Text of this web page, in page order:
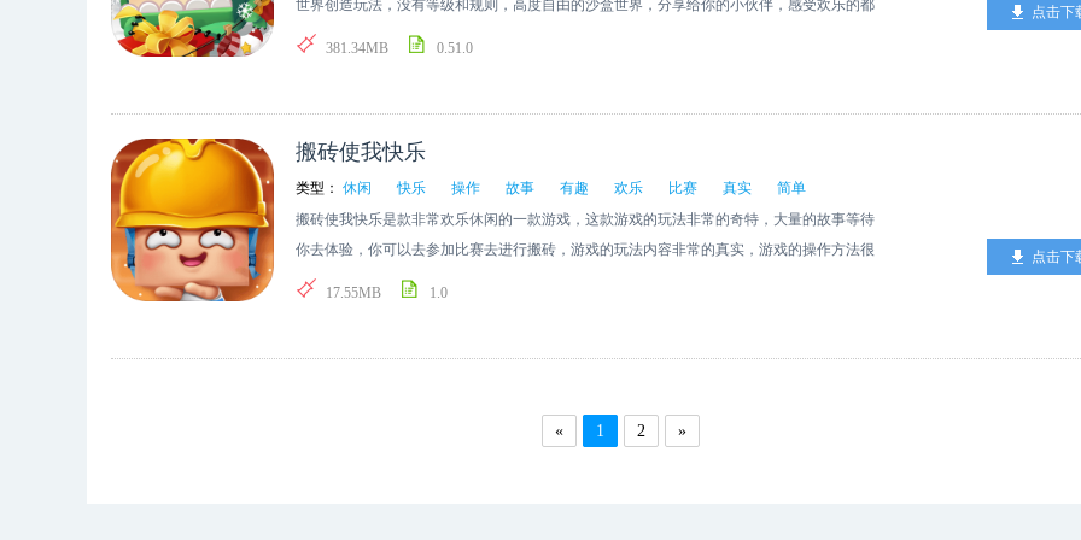
世界创造玩法，没有等级和规则，高度自由的沙盒世界，分享给你的小伙伴，感受欢乐的都
市创造玩法。
381.34MB 0.51.0
点击下
搬砖使我快乐
类型： 休闲 快乐 操作 故事 有趣 欢乐 比赛 真实
简单
搬砖使我快乐是款非常欢乐休闲的一款游戏，这款游戏的玩法非常的奇特，大量的故事等待
你去体验，你可以去参加比赛去进行搬砖，游戏的玩法内容非常的真实，游戏的操作方法很
简单有趣，推荐下载这款游戏。
17.55MB 1.0
点击下
« 1 2 »